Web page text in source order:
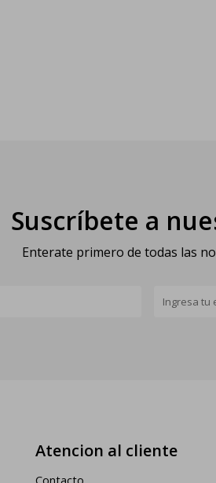
Suscríbete a
Enterate primero de todas las
Atencion al cliente